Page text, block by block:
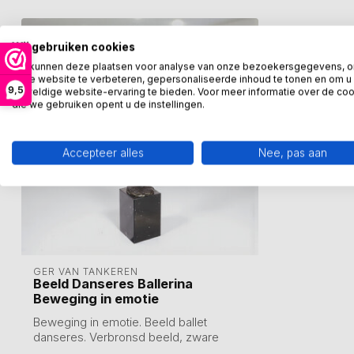
9,5
GER VAN TANKEREN
Beeld Danseres Ballerina
Beweging in emotie
Beweging in emotie. Beeld ballet
danseres. Verbronsd beeld, zware
Wij gebruiken cookies
We kunnen deze plaatsen voor analyse van onze bezoekersgegevens,
onze website te verbeteren, gepersonaliseerde inhoud te tonen en om u
geweldige website-ervaring te bieden. Voor meer informatie over de
die we gebruiken opent u de instellingen.
Accepteer alles Nee, pas aan